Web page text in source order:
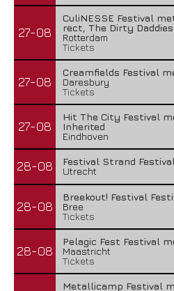
27-08
CuliNESSE Festival
rect, The Dirty Daddies
Rotterdam
Tickets
27-08
Creamfields Festival
Daresbury
Tickets
27-08
Hit The City Festival
Inherited
Eindhoven
28-08
Festival Strand
Utrecht
28-08
Breekout! Festival
Bree
Tickets
28-08
Pelagic Fest Festival
Maastricht
Tickets
Metallicamp Festival